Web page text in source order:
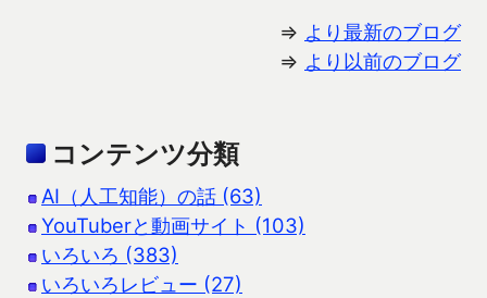
⇒ より最新のブログ
⇒ より以前のブログ
コンテンツ分類
AI（人工知能）の話 (63)
YouTuberと動画サイト (103)
いろいろ (383)
いろいろレビュー (27)